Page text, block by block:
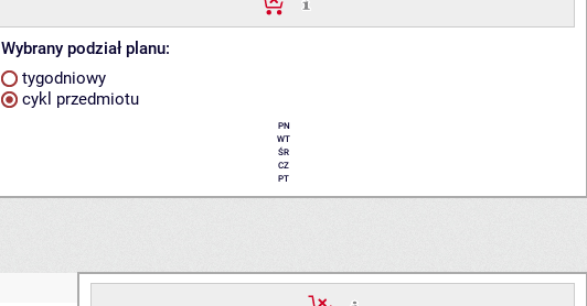
Wybrany podział planu:
tygodniowy
cykl przedmiotu
PN
WT
ŚR
CZ
PT